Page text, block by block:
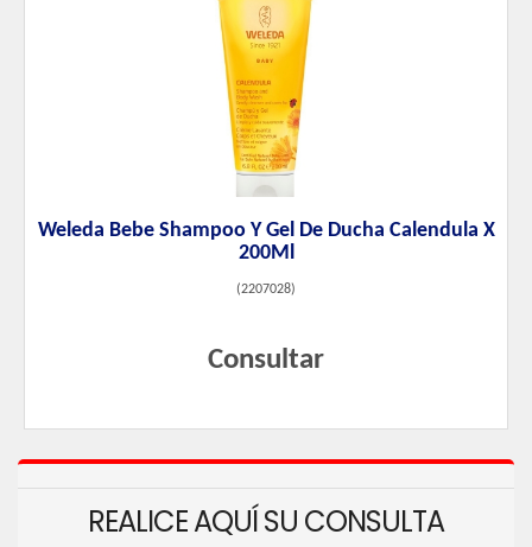
Weleda Bebe Shampoo Y Gel De Ducha Calendula X
200Ml
(2207028)
Consultar
REALICE AQUÍ SU CONSULTA